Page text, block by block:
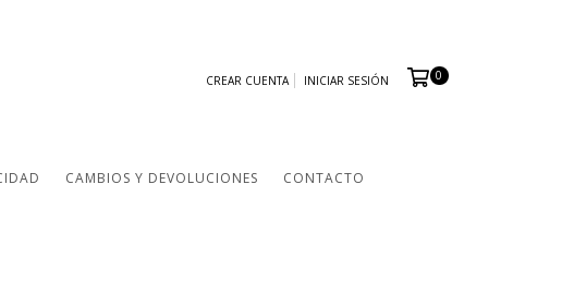
CREAR CUENTA INICIAR SESIÓN 0
CAMBIOS Y DEVOLUCIONES CONTACTO